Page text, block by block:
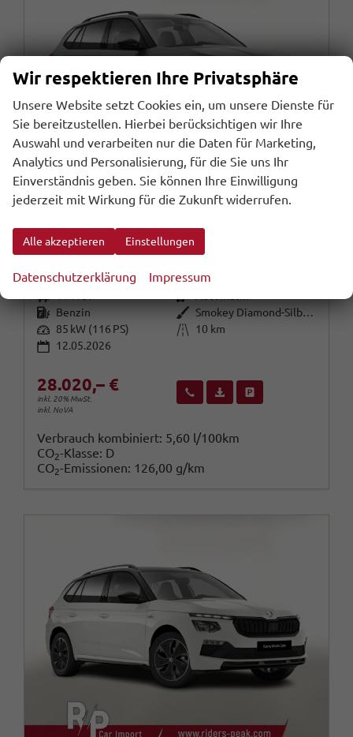
Skoda Kamiq
Kraftstoff Benzin Außenfarbe
Smokey Diamond-Silber Metallic /
Leistung 85 kW (116 PS) Kilometerstand
10 km
12.05.2026
28.020,– €
inkl. 20% MwSt.
inkl. NoVA
Wir rufen Sie anFahrzeugexposé (PDF)
Verbrauch kombiniert: 5,60 l/100km
CO2-Klasse: D
CO2-Emissionen: 126,00 g/km
Wir respektieren Ihre Privatsphäre
Unsere Website setzt Cookies ein, um unsere Dienste für
Sie bereitzustellen. Hierbei berücksichtigen wir Ihre
Auswahl und verarbeiten nur die Daten für Marketing,
Analytics und Personalisierung, für die Sie uns Ihr
Einverständnis geben. Sie können Ihre Einwilligung
jederzeit mit Wirkung für die Zukunft widerrufen.
Alle akzeptieren Einstellungen
Datenschutzerklärung Impressum